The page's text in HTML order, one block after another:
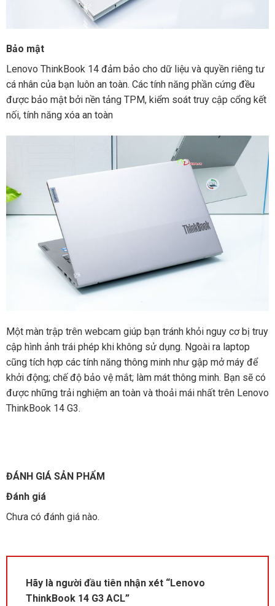
Bảo mật
Lenovo ThinkBook 14 đảm bảo cho dữ liệu và quyền riêng tư
cá nhân của bạn luôn an toàn. Các tính năng phần cứng đều
được bảo mật bởi nền tảng TPM, kiểm soát truy cập cổng kết
nối, tính năng xóa an toàn
Một màn trập trên webcam giúp bạn tránh khỏi nguy cơ bị truy
cập hình ảnh trái phép khi không sử dụng. Ngoài ra laptop
cũng tích hợp các tính năng thông minh như gập mở máy để
khởi động; chế độ bảo vệ mắt; làm mát thông minh. Bạn sẽ có
được những trải nghiệm an toàn và thoải mái nhất trên Lenovo
ThinkBook 14 G3.
ĐÁNH GIÁ SẢN PHẨM
Đánh giá
Chưa có đánh giá nào.
Hãy là người đầu tiên nhận xét “Lenovo
ThinkBook 14 G3 ACL”